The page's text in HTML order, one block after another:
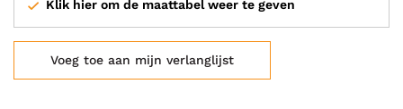
Klik hier om de maattabel weer te geven
Voeg toe aan mijn verlanglijst